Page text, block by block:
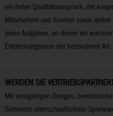
ein hoher Qualitätsanspruch, die
Mitarbeitern und Kunden sowie
jenen Aufgaben, an denen wir
Entdeckungsreise der besonderen Art.
WERDEN SIE VERTRIEBSPARTNER!
Mit einzigartigen Designs,
Sortiment unterschiedlichster